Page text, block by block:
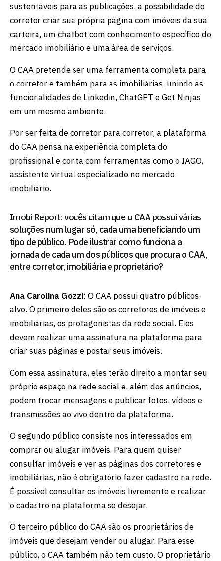
sustentáveis para as publicações, a possibilidade do
corretor criar sua própria página com imóveis da sua
carteira, um chatbot com conhecimento específico do
mercado imobiliário e uma área de serviços.
O CAA pretende ser uma ferramenta completa para
o corretor e também para as imobiliárias, unindo as
funcionalidades de Linkedin, ChatGPT e Get Ninjas
em um mesmo ambiente.
Por ser feita de corretor para corretor, a plataforma
do CAA pensa na experiência completa do
profissional e conta com ferramentas como o IAGO,
assistente virtual especializado no mercado
imobiliário.
Imobi Report: vocês citam que o CAA possui várias
soluções num lugar só, cada uma beneficiando um
tipo de público. Pode ilustrar como funciona a
jornada de cada um dos públicos que procura o CAA,
entre corretor, imobiliária e proprietário?
Ana Carolina Gozzi: O CAA possui quatro públicos-
alvo. O primeiro deles são os corretores de imóveis e
imobiliárias, os protagonistas da rede social. Eles
devem realizar uma assinatura na plataforma para
criar suas páginas e postar seus imóveis.
Com essa assinatura, eles terão direito a montar seu
próprio espaço na rede social e, além dos anúncios,
podem trocar mensagens e publicar fotos, vídeos e
transmissões ao vivo dentro da plataforma.
O segundo público consiste nos interessados em
comprar ou alugar imóveis. Para quem quiser
consultar imóveis e ver as páginas dos corretores e
imobiliárias, não é obrigatório fazer cadastro na rede.
É possível consultar os imóveis livremente e realizar
o cadastro na plataforma se desejar.
O terceiro público do CAA são os proprietários de
imóveis que desejam vender ou alugar. Para esse
público, o CAA também não tem custo. O proprietário